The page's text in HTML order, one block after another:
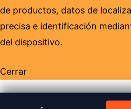
de productos, datos de
precisa e identificación
del dispositivo.
Cerrar